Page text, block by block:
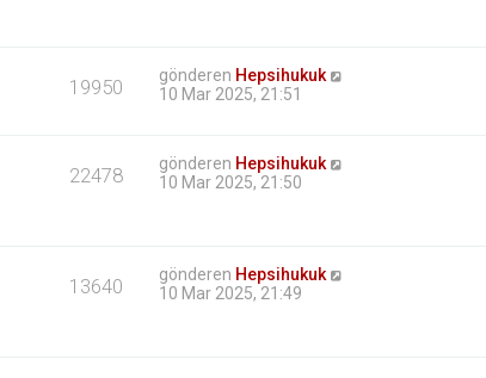
19950 gönderen Hepsihukuk
10 Mar 2025, 21:51
22478 gönderen Hepsihukuk
10 Mar 2025, 21:50
13640 gönderen Hepsihukuk
10 Mar 2025, 21:49